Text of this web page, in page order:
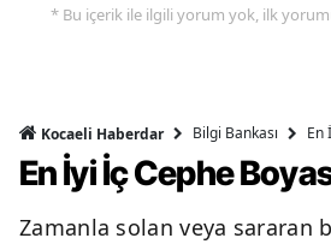
* Bu içerik ile ilgili yorum yok, ilk
Kocaeli Haberdar Bilgi Bankası En
En İyi İç Cephe
Zamanla solan veya sararan